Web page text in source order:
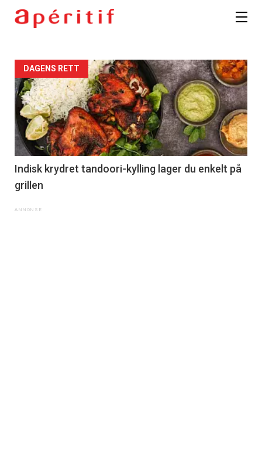
DAGENS RETT
Indisk krydret tandoori-kylling lager du enkelt på
grillen